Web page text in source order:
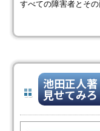
すべての障害者とそ
池田正人
見せてみ